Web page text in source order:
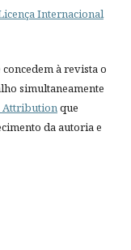
Internacional
à revista o
simultaneamente
Attributionque
da autoria e